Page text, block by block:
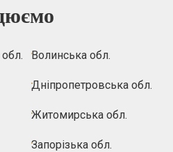
Волинська обл.
Дніпропетровська обл.
Житомирська обл.
Запорізька обл.